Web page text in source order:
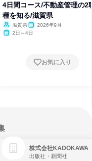
4日間コース/不動産管理の2
種を知る/滋賀県
滋賀県
2026年9月
2日～4日
お気に入り
株式会社KADOKAWA
出版社・新聞社